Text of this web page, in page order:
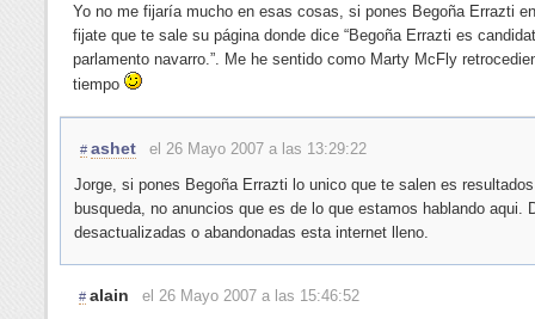
Yo no me fijaría mucho en esas cosas, si pones Begoña Errazti
fijate que te sale su página donde dice “Begoña Errazti es
parlamento navarro.”. Me he sentido como Marty McFly
tiempo
# ashet
el 26 Mayo 2007 a las 13:29:22
Jorge, si pones Begoña Errazti lo unico que te salen es
busqueda, no anuncios que es de lo que estamos hablando aqui.
desactualizadas o abandonadas esta internet lleno.
# alain
el 26 Mayo 2007 a las 15:46:52